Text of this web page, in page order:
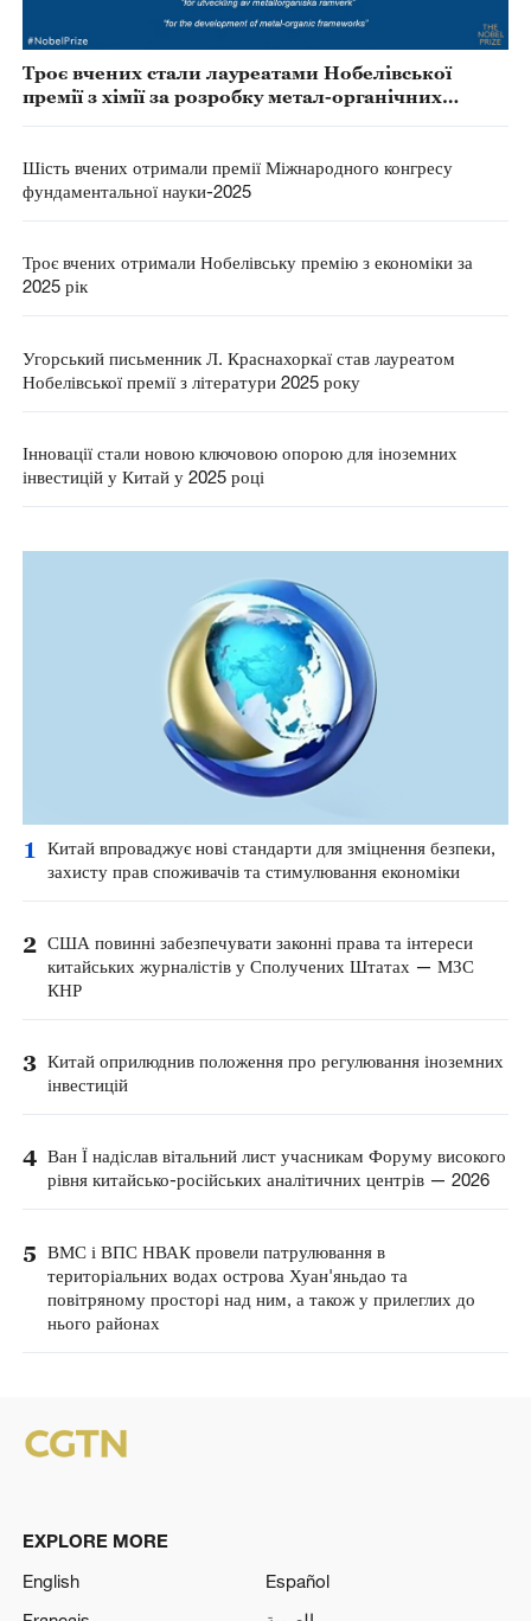
Троє вчених стали лауреатами Нобелівської
премії з хімії за розробку метал-органічних
Шість вчених отримали премії Міжнародного конгресу
фундаментальної науки-2025
Троє вчених отримали Нобелівську премію з економіки за
2025 рік
Угорський письменник Л. Краснахоркаї став лауреатом
Нобелівської премії з літератури 2025 року
Інновації стали новою ключовою опорою для іноземних
інвестицій у Китай у 2025 році
1
Китай впроваджує нові стандарти для зміцнення безпеки,
захисту прав споживачів та стимулювання економіки
2 США повинні забезпечувати законні права та інтереси
китайських журналістів у Сполучених Штатах — МЗС
КНР
3 Китай оприлюднив положення про регулювання іноземних
інвестицій
4 Ван Ї надіслав вітальний лист учасникам Форуму високого
рівня китайсько-російських аналітичних центрів — 2026
5 ВМС і ВПС НВАК провели патрулювання в
територіальних водах острова Хуан'яньдао та
повітряному просторі над ним, а також у прилеглих до
нього районах
EXPLORE MORE
English
Español